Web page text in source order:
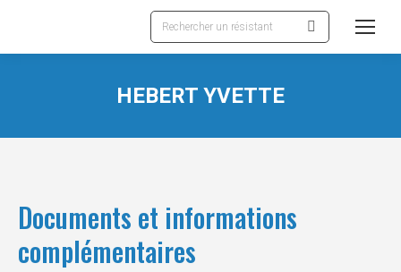
Recherche
:
HEBERT YVETTE
Documents et informations
complémentaires